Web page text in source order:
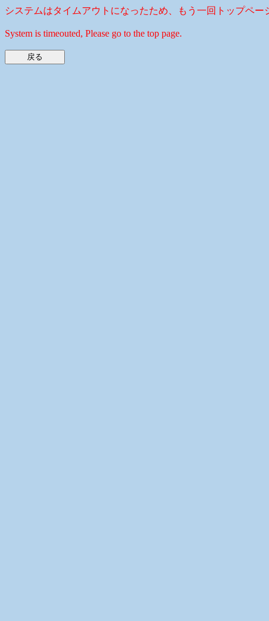
システムはタイムアウトになったため、もう一回トップペー
System is timeouted, Please go to the top page.